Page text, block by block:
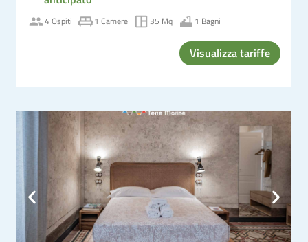
4 Ospiti 1 Camere 35 Mq 1 Bagni
Visualizza tariffe